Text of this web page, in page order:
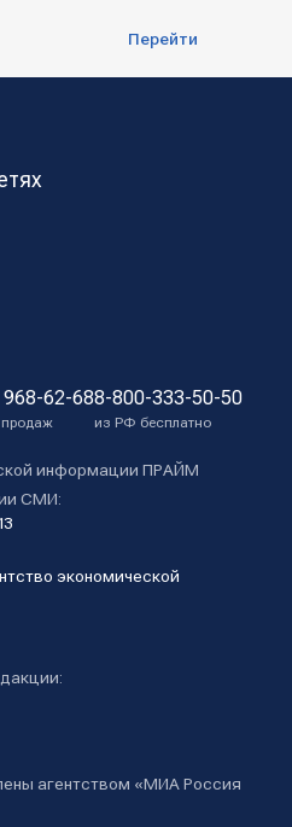
Перейти
968-62-688-800-333-50-50
из РФ бесплатно
информации ПРАЙМ
СМИ:
экономической
агентством «МИА Россия